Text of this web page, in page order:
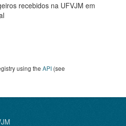
recebidos na UFVJM em
using the API (see